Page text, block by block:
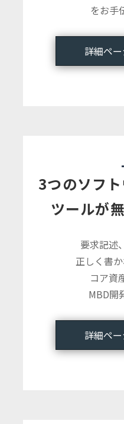
をお手
詳細ペ
3つのソフ
ツールが
要求記述
正しく書
コア資
MBD開
詳細ペ